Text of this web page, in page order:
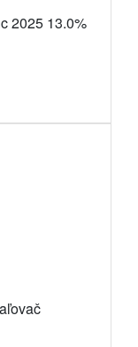
2025 13.0%